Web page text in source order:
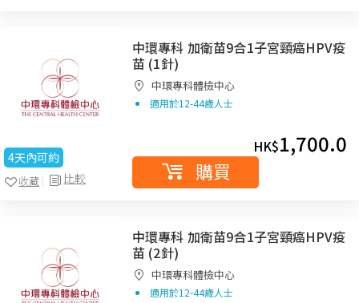
4天內可約
比較
收藏
中環專科 加衛苗9合1子宮頸癌HPV疫
苗 (1針)
中環專科體檢中心
適用於12-44歲人士
HK$1,700.0
購買
中環專科 加衛苗9合1子宮頸癌HPV疫
苗 (2針)
中環專科體檢中心
適用於12-44歲人士